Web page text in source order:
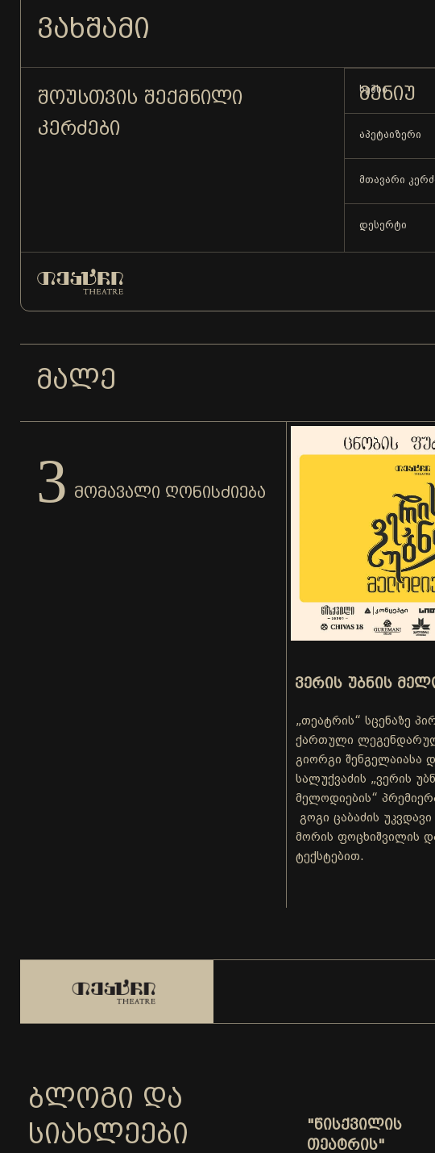
ᲕᲐᲮᲨᲐᲛᲘ
ᲨᲝᲣᲡᲗᲕᲘᲡ ᲨᲔᲥᲛᲜᲘᲚᲘ
ᲙᲔᲠᲫᲔᲑᲘ
ᲛᲔᲜᲘᲣ
ხემსი
აპეტაიზერი
მთავარი
დესერტი
ᲛᲐᲚᲔ
3 ᲛᲝᲛᲐᲕᲐᲚᲘ ᲦᲝᲜᲘᲡᲫᲘᲔᲑᲐ
ᲕᲔᲠᲘᲡ ᲣᲑᲜᲘᲡ
„თეატრის“ სცენაზე
ქართული
გიორგი შენგელაიასა
სალუქვაძის „ვერის
მელოდიების“
გოგი ცაბაძის
მორის ფოცხიშვილის
ტექსტებით.
ᲑᲚᲝᲒᲘ ᲓᲐ
ᲡᲘᲐᲮᲚᲔᲔᲑᲘ
"ᲬᲘᲡᲥᲕᲘᲚᲘᲡ
ᲗᲔᲐᲢᲠᲘᲡ"